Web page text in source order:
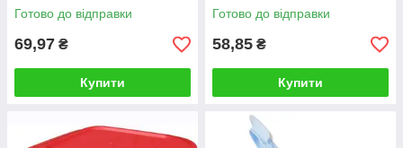
Готово до відправки
69,97 ₴
Купити
Готово до відправки
58,85 ₴
Купити